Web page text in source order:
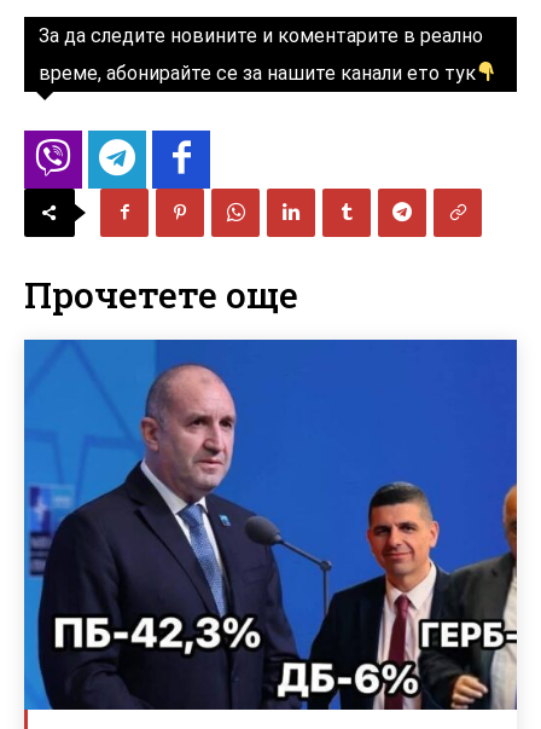
За да следите новините и коментарите в реално
време, абонирайте се за нашите канали ето тук
Прочетете още